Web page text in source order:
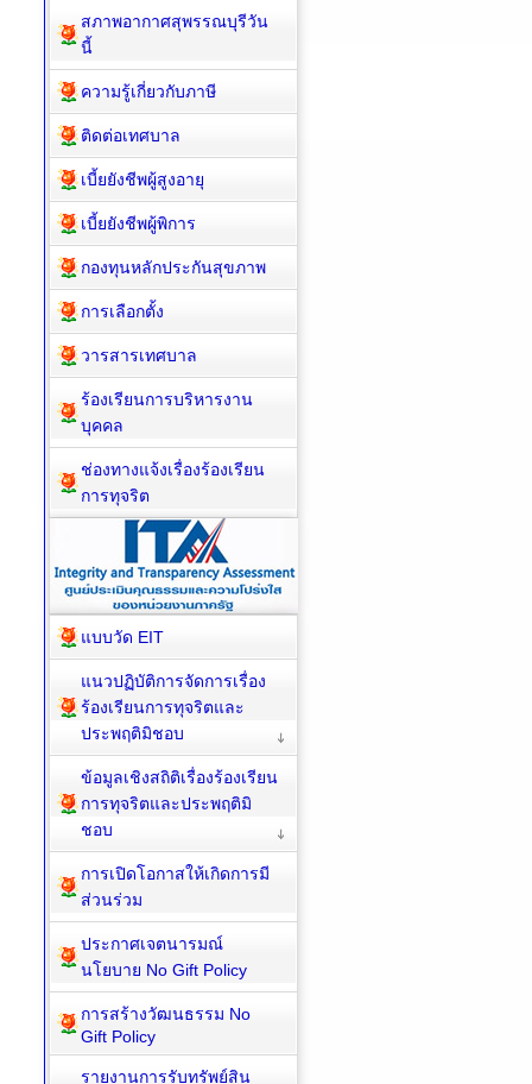
สภาพอากาศสุพรรณบุรีวัน
นี้
ความรู้เกี่ยวกับภาษี
ติดต่อเทศบาล
เบี้ยยังชีพผู้สูงอายุ
เบี้ยยังชีพผู้พิการ
กองทุนหลักประกันสุขภาพ
การเลือกตั้ง
วารสารเทศบาล
ร้องเรียนการบริหารงาน
บุคคล
ช่องทางแจ้งเรื่องร้องเรียน
การทุจริต
แบบวัด EIT
แนวปฏิบัติการจัดการเรื่อง
ร้องเรียนการทุจริตและ
ประพฤติมิชอบ
ข้อมูลเชิงสถิติเรื่องร้องเรียน
การทุจริตและประพฤติมิ
ชอบ
การเปิดโอกาสให้เกิดการมี
ส่วนร่วม
ประกาศเจตนารมณ์
นโยบาย No Gift Policy
การสร้างวัฒนธรรม No
Gift Policy
รายงานการรับทรัพย์สิน